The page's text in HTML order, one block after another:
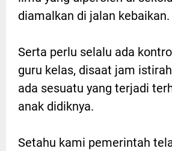
diamalkan di jalan kebaikan.
Serta perlu selalu ada
guru kelas, disaat jam
ada sesuatu yang terjadi
anak didiknya.
Setahu kami pemerintah